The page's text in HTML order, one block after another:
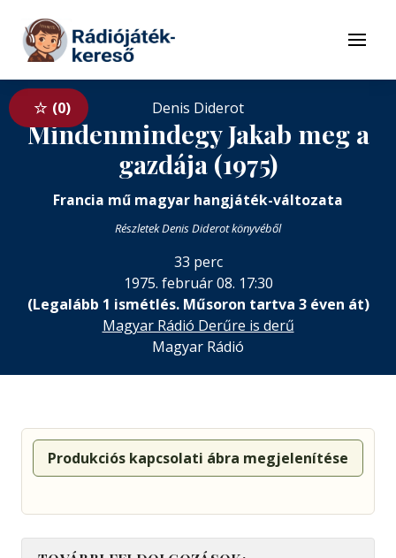
Tovább a tartalomhoz
Menü
0 Denis Diderot
Mindenmindegy Jakab meg a
gazdája (1975)
Francia mű magyar hangjáték-változata
Részletek Denis Diderot könyvéből
33 perc
1975. február 08. 17:30
(Legalább 1 ismétlés. Műsoron tartva 3 éven át)
Magyar Rádió Derűre is derű
Magyar Rádió
Produkciós kapcsolati ábra megjelenítése